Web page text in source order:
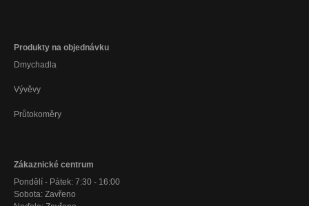
Produkty na objednávku
Dmychadla
Vývěvy
Průtokoměry
Zákaznické centrum
Pondělí - Pátek: 7:30 - 16:00
Sobota: Zavřeno